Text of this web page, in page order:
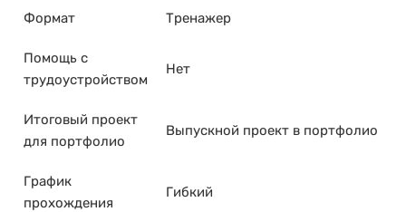
Формат Тренажер
Помощь с
трудоустройством
Нет
Итоговый проект
для портфолио
Выпускной проект в портфолио
График
прохождения
Гибкий